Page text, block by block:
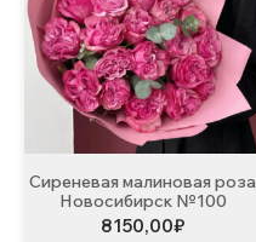
Сиреневая малиновая роза
Новосибирск №100
8150,00₽